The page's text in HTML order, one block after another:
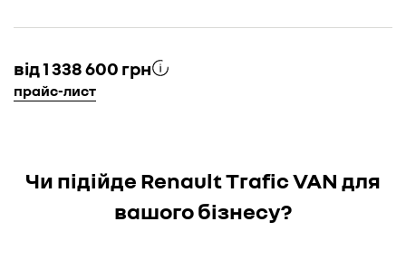
від 1 338 600 грн
прайс-лист
Чи підійде Renault Trafic VAN для
вашого бізнесу?